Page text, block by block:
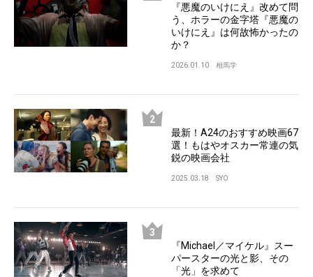
『悪魔のいけにえ』改めて問
う、ホラーの金字塔『悪魔の
いけにえ』は何故怖かったの
か？
2026.01.10 相馬学
最新！A24のおすすめ映画67
選！もはやオスカー常連の気
鋭の映画会社
2025.03.18 SYO
『Michael／マイケル』スー
パースターの光と影、その
「光」を求めて